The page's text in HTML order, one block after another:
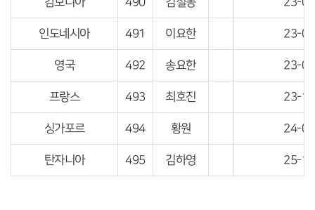
인도네시아 491 이요한 23-
영국 492 송요한 23-
프랑스 493 최호진 23-
싱가포르 494 황원 24-
탄자니아 495 김하영 25-